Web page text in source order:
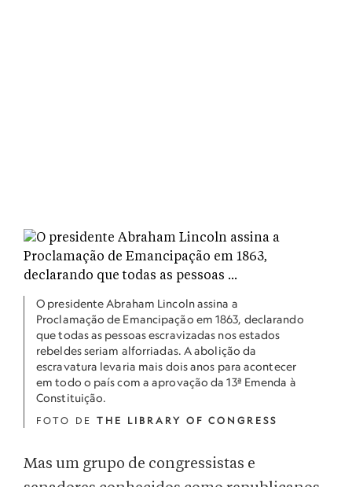
O presidente Abraham Lincoln assina a
Proclamação de Emancipação em 1863, declarando
que todas as pessoas escravizadas nos estados
rebeldes seriam alforriadas. A abolição da
escravatura levaria mais dois anos para acontecer
em todo o país com a aprovação da 13ª Emenda à
Constituição.
FOTO DE THE LIBRARY OF CONGRESS
Mas um grupo de congressistas e